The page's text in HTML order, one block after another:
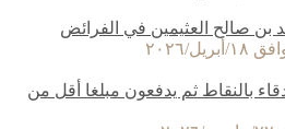
بن صالح العثيمين في الفرائض
بالنقاط ثم يدفعون مبلغا أقل من